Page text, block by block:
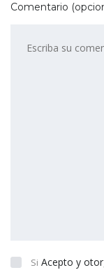
Comentario
Si Acepto y